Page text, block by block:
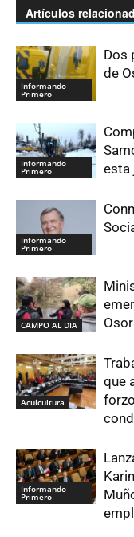
Artículos
Informando
Primero
Dos
de
Informando
Primero
esta
Informando
Primero
CAMPO AL DIA
Acuicultura
que
Informando
Primero